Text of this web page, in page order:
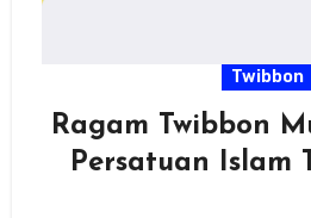
Twibbon
Ragam Twibbon
Persatuan Islam